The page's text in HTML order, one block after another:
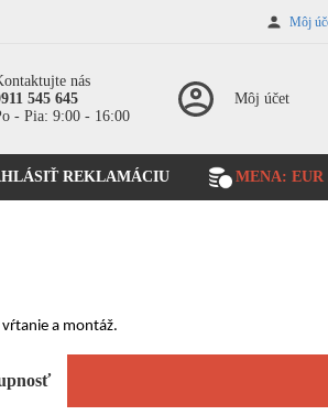
Môj
nás
545 645
- Pia: 9:00 - 16:00
Môj účet
REKLAMÁCIU MENA: EUR
a montáž.